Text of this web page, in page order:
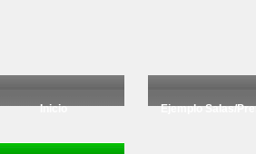
Inicio Ejemplo Salas/